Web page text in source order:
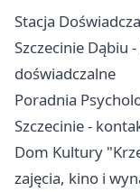
Stacja
Szczecinie Dąbiu
doświadczalne
Poradnia
Szczecinie -
Dom Kultury
zajęcia, kino i